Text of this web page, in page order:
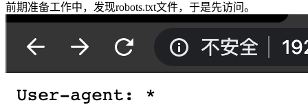
前期准备工作中，发现robots.txt文件，于是先访问。